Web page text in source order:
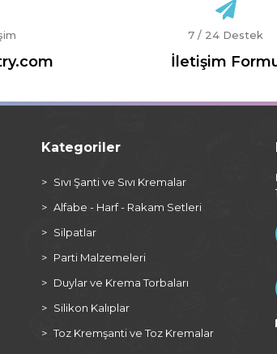
7 / 24 Destek
İletişim
Kategoriler
Sıvı Şanti ve Sıvı Kremalar
Alfabe - Harf - Rakam Setleri
Silpatlar
Parti Malzemeleri
Duylar ve Krema Torbaları
Silikon Kalıplar
Toz Kremşanti ve Toz Kremalar